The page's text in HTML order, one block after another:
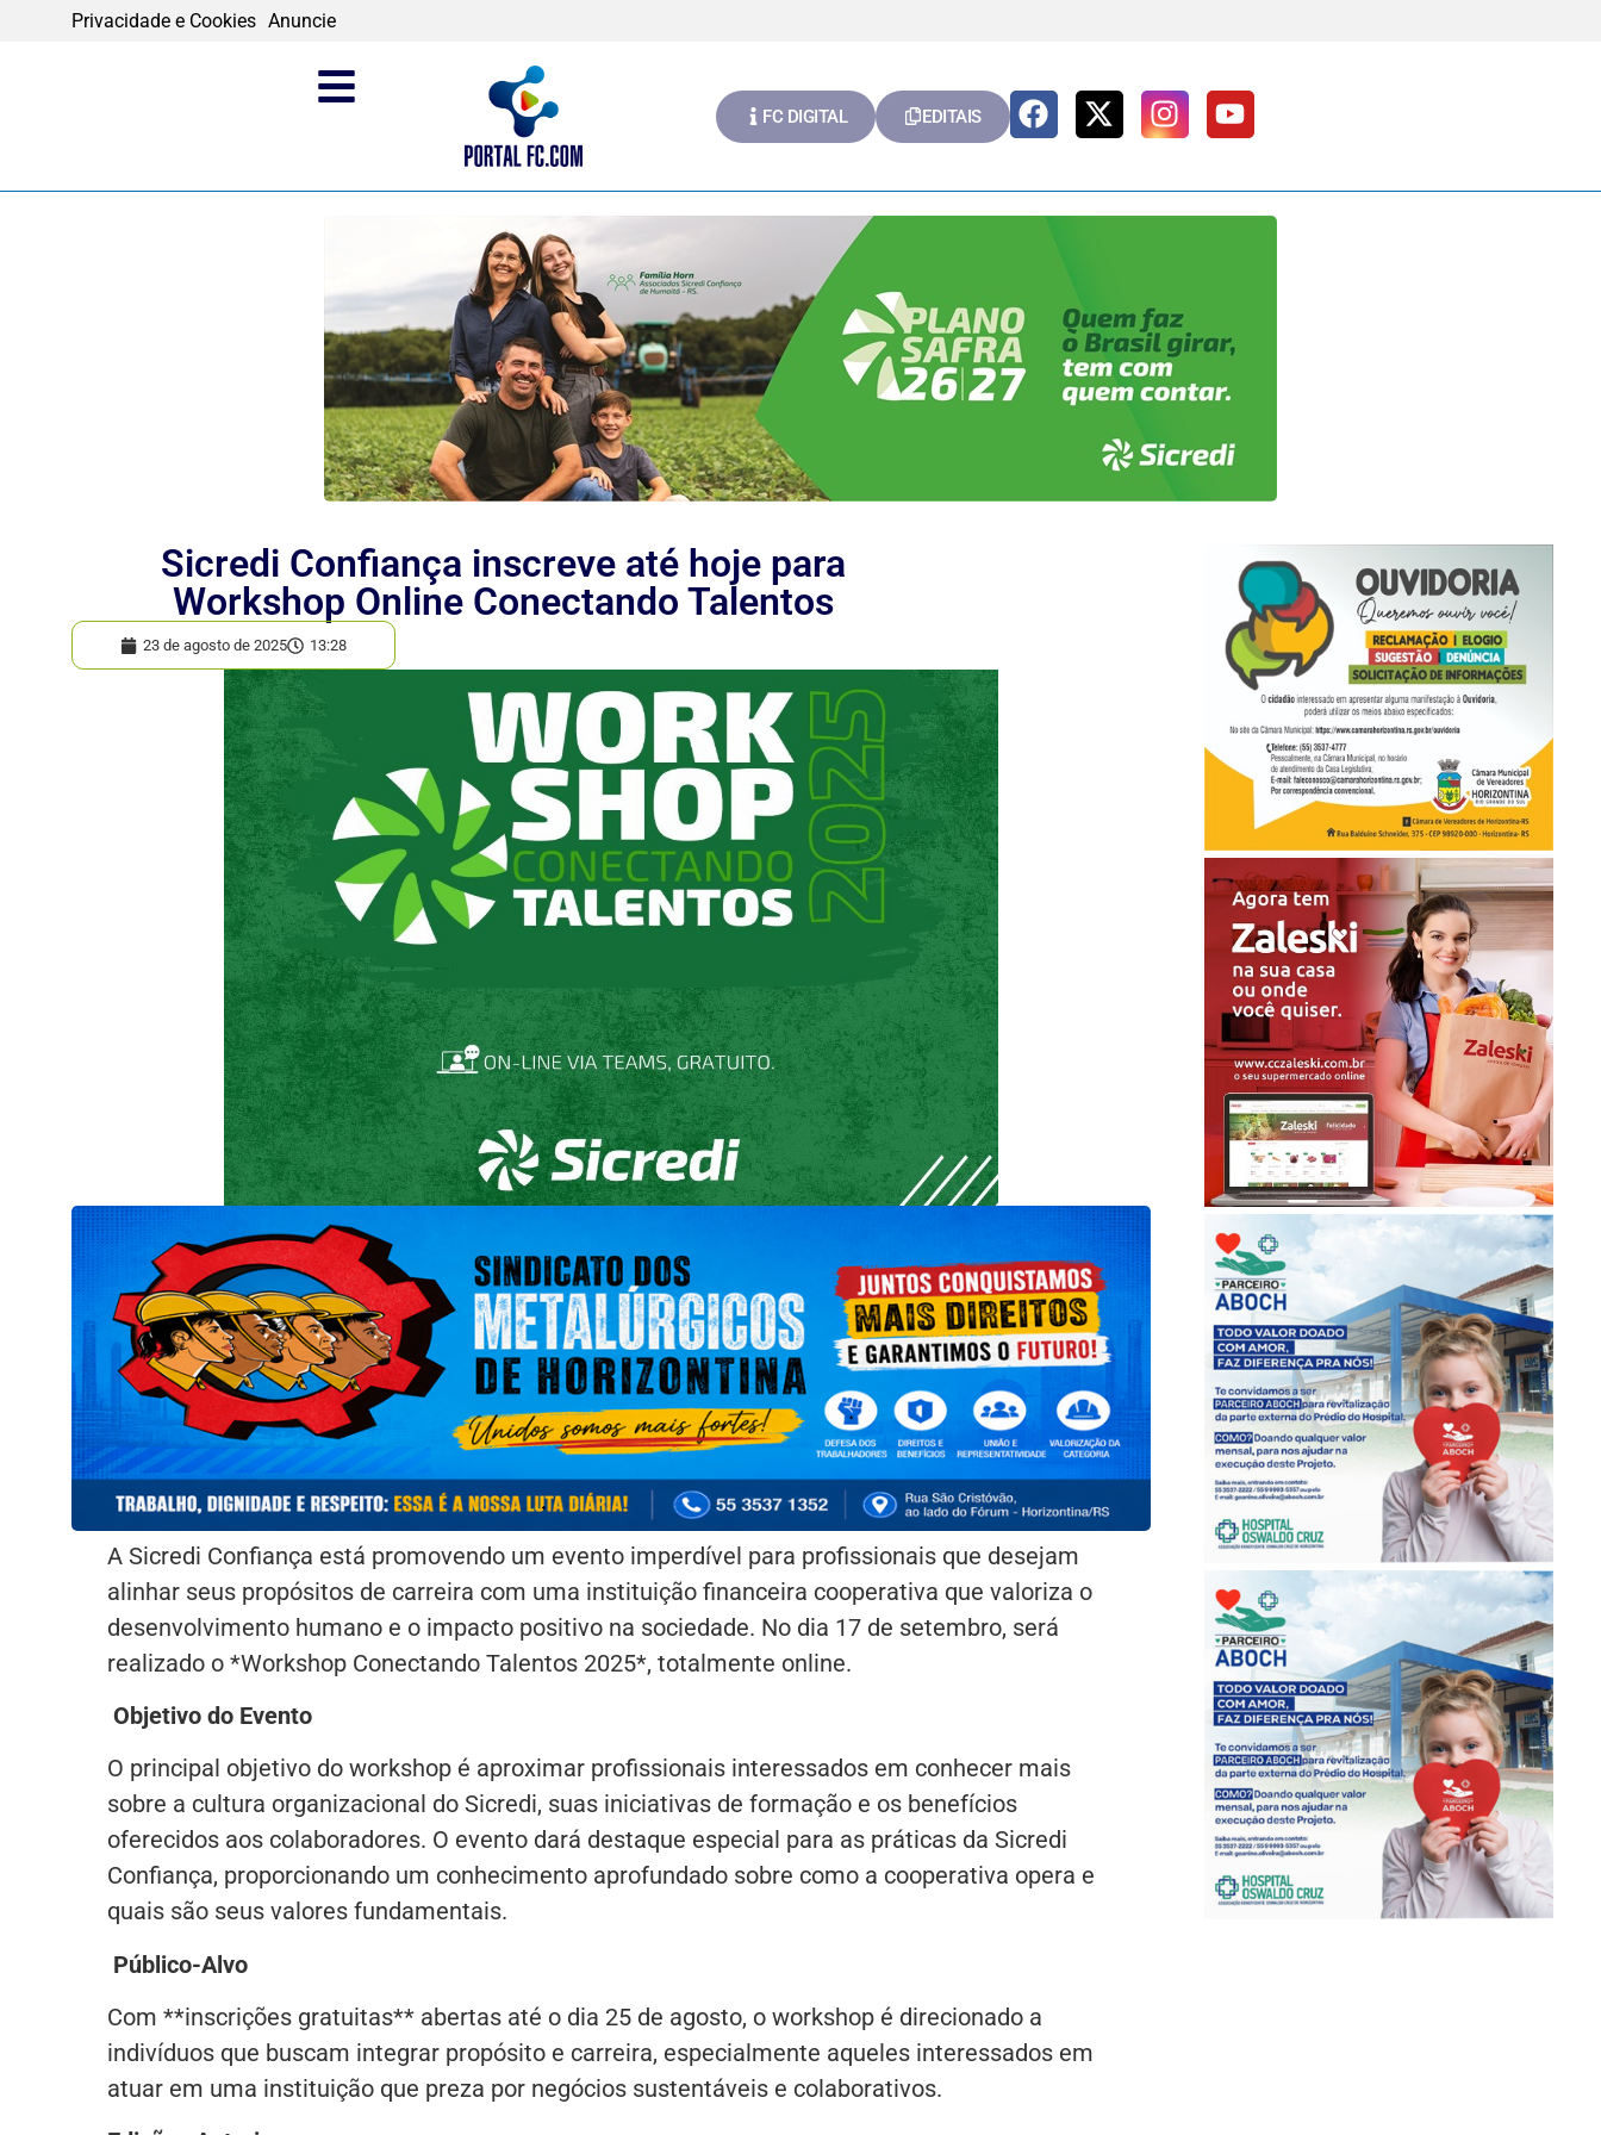
Privacidade e Cookies Anuncie
FC DIGITAL EDITAIS
Sicredi Confiança inscreve até hoje para
Workshop Online Conectando Talentos
23 de agosto de 2025 13:28
A Sicredi Confiança está promovendo um evento imperdível para profissionais que desejam
alinhar seus propósitos de carreira com uma instituição financeira cooperativa que valoriza o
desenvolvimento humano e o impacto positivo na sociedade. No dia 17 de setembro, será
realizado o *Workshop Conectando Talentos 2025*, totalmente online.
Objetivo do Evento
O principal objetivo do workshop é aproximar profissionais interessados em conhecer mais
sobre a cultura organizacional do Sicredi, suas iniciativas de formação e os benefícios
oferecidos aos colaboradores. O evento dará destaque especial para as práticas da Sicredi
Confiança, proporcionando um conhecimento aprofundado sobre como a cooperativa opera e
quais são seus valores fundamentais.
Público-Alvo
Com **inscrições gratuitas** abertas até o dia 25 de agosto, o workshop é direcionado a
indivíduos que buscam integrar propósito e carreira, especialmente aqueles interessados em
atuar em uma instituição que preza por negócios sustentáveis e colaborativos.